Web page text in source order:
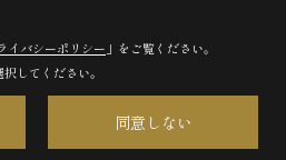
社. All Rights Reserved.
イバシーポリシー 」をご覧ください。
してください。
同意しない